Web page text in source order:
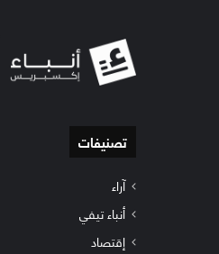
تصنيفات
آراء
أنباء تيفي
إقتصاد